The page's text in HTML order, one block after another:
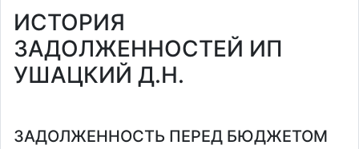
ИСТОРИЯ
ЗАДОЛЖЕННОСТЕЙ ИП
УШАЦКИЙ Д.Н.
ЗАДОЛЖЕННОСТЬ ПЕРЕД БЮДЖЕТОМ